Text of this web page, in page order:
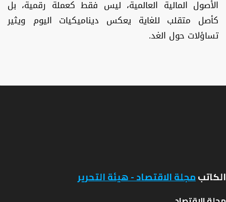
الأصول المالية العالمية، ليس فقط كعملة رقمية، بل
كأصل متقلب للغاية يعكس ديناميكيات اليوم ويثير
تساؤلات حول الغد.
الكاتبمجلة الاقتصاد - هيئة التحرير